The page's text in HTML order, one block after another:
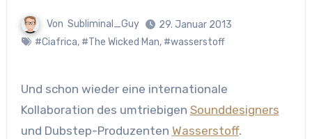
Von Subliminal_Guy
29. Januar 2013
#Ciafrica, #The Wicked Man, #wasserstoff
Und schon wieder eine internationale
Kollaboration des umtriebigen Sounddesigners
und Dubstep-Produzenten Wasserstoff.